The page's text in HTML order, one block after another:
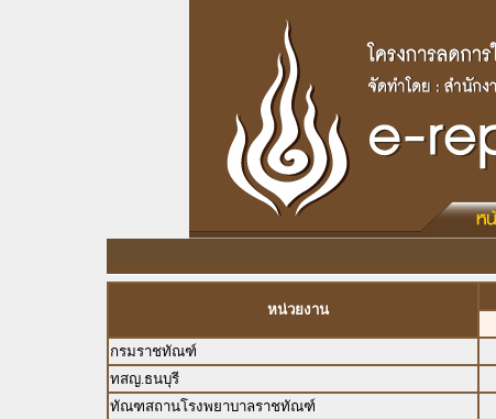
หน่วยงาน
กรมราชทัณฑ์
ทสญ.ธนบุรี
ทัณฑสถานโรงพยาบาลราชทัณฑ์